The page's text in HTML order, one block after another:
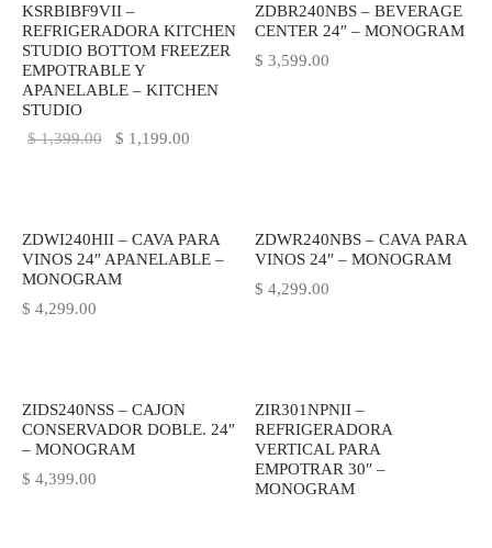
KSRBIBF9VII –
REFRIGERADORA KITCHEN
STUDIO BOTTOM FREEZER
EMPOTRABLE Y
APANELABLE – KITCHEN
STUDIO
$1,399.00
El precio
$ 1,199.00
ZDBR240NBS – BEVERAGE
CENTER 24″ – MONOGRAM
$ 3,599.00
ZDWI240HII – CAVA PARA
VINOS 24″ APANELABLE –
MONOGRAM
$ 4,299.00
ZDWR240NBS – CAVA PARA
VINOS 24″ – MONOGRAM
$ 4,299.00
ZIDS240NSS – CAJON
CONSERVADOR DOBLE. 24″
– MONOGRAM
$ 4,399.00
ZIR301NPNII –
REFRIGERADORA
VERTICAL PARA
EMPOTRAR 30″ –
MONOGRAM